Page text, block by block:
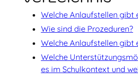
Welche Anlaufstellen gibt
Wie sind die Prozeduren?
Welche Anlaufstellen gibt
Welche
es im Schulkontext und